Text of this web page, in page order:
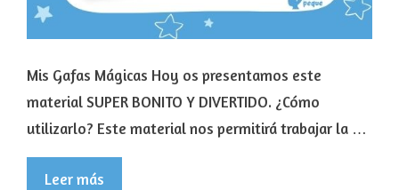
Mis Gafas Mágicas Hoy os presentamos este
material SUPER BONITO Y DIVERTIDO. ¿Cómo
utilizarlo? Este material nos permitirá trabajar la …
Leer más